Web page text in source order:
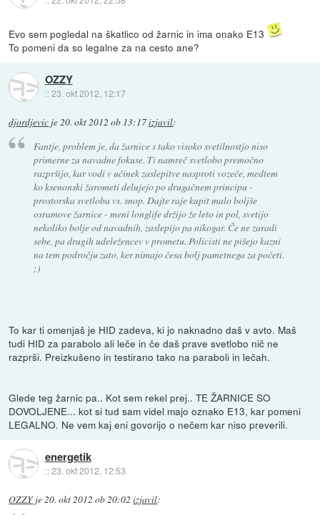
Evo sem pogledal na škatlico od žarnic in ima onako E13
To pomeni da so legalne za na cesto ane?
OZZY
::23. okt 2012, 12:17
djordjevic je20. okt 2012 ob 13:17izjavil:
Fantje, problem je, da žarnice s tako visoko svetilnostjo niso
primerne za navadne fokuse. Ti namreč svetlobo premočno
razpršijo, kar vodi v učinek zaslepitve nasproti vozeče, medtem
ko ksenonski žarometi delujejo po drugačnem principu -
prostorska svetloba vs. snop. Dajte raje kupit malo boljše
osramove žarnice - meni longlife držijo že leto in pol, svetijo
nekoliko bolje od navadnih, zaslepijo pa nikogar. Če ne zaradi
sebe, pa drugih udeležencev v prometu. Policisti ne pišejo kazni
na tem področju zato, ker nimajo česa bolj pametnega za početi.
;)
To kar ti omenjaš je HID zadeva, ki jo naknadno daš v avto. Maš
tudi HID za parabolo ali leče in če daš prave svetlobo nič ne
razprši. Preizkušeno in testirano tako na paraboli in lečah.
Glede teg žarnic pa.. Kot sem rekel prej.. TE ŽARNICE SO
DOVOLJENE... kot si tud sam videl majo oznako E13, kar pomeni
LEGALNO. Ne vem kaj eni govorijo o nečem kar niso preverili.
energetik
::23. okt 2012, 12:53
OZZYje20. okt 2012 ob 20:02 izjavil: